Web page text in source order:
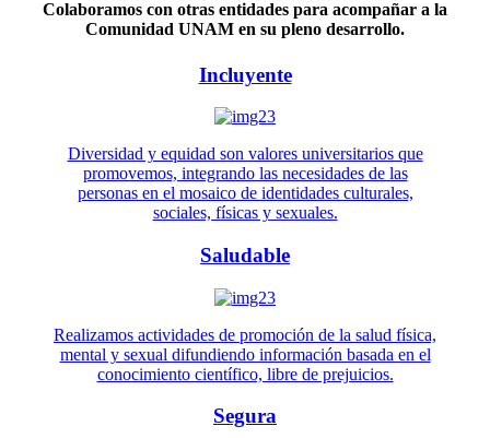
Colaboramos con otras entidades para acompañar a la
Comunidad UNAM en su pleno desarrollo.
Incluyente
Diversidad y equidad son valores universitarios que
promovemos, integrando las necesidades de las
personas en el mosaico de identidades culturales,
sociales, físicas y sexuales.
Saludable
Realizamos actividades de promoción de la salud física,
mental y sexual difundiendo información basada en el
conocimiento científico, libre de prejuicios.
Segura